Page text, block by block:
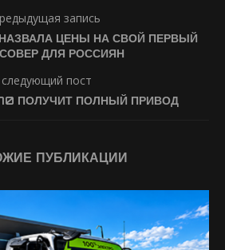
запись
ЦЕНЫ НА СВОЙ ПЕРВЫЙ
ДЛЯ РОССИЯН
следующий пост
ПОЛУЧИТ ПОЛНЫЙ ПРИВОД
ПУБЛИКАЦИИ